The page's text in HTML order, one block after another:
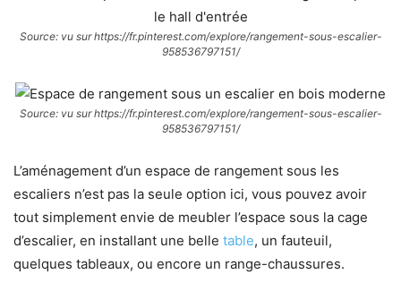
Source: vu sur https://fr.pinterest.com/explore/rangement-sous-escalier-
958536797151/
Source: vu sur https://fr.pinterest.com/explore/rangement-sous-escalier-
958536797151/
L’aménagement d’un espace de rangement sous les
escaliers n’est pas la seule option ici, vous pouvez avoir
tout simplement envie de meubler l’espace sous la cage
d’escalier, en installant une belle table, un fauteuil,
quelques tableaux, ou encore un range-chaussures.